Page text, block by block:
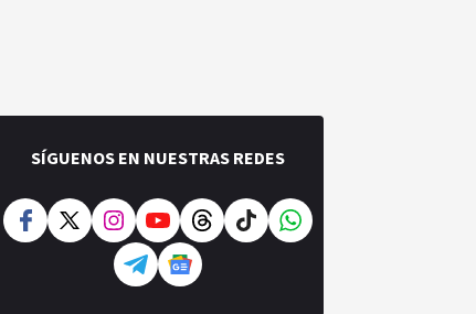
SÍGUENOS EN NUESTRAS REDES